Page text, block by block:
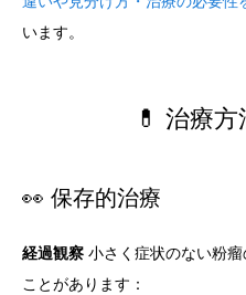
います。
💊 治療
👀 保存的治療
経過観察 小さく症状のない粉
ことがあります：